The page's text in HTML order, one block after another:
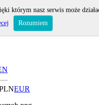
EUR
którym nasz serwis może
Rozumiem